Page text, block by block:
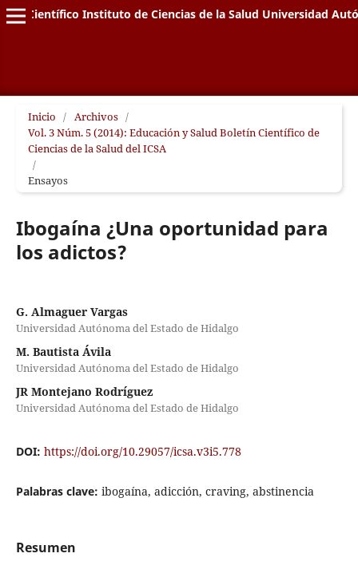
Científico Instituto de Ciencias de la Salud Universidad
Inicio / Archivos /
Vol. 3 Núm. 5 (2014): Educación y Salud Boletín Científico de
Ciencias de la Salud del ICSA
/
Ensayos
Ibogaína ¿Una oportunidad para
los adictos?
G. Almaguer Vargas
Universidad Autónoma del Estado de Hidalgo
M. Bautista Ávila
Universidad Autónoma del Estado de Hidalgo
JR Montejano Rodríguez
Universidad Autónoma del Estado de Hidalgo
DOI: https://doi.org/10.29057/icsa.v3i5.778
Palabras clave: ibogaína, adicción, craving, abstinencia
Resumen